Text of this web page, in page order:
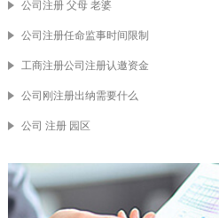
公司注册 父母 老婆
公司注册任命监事时间限制
工商注册公司注册认邀资金
公司刚注册出纳需要什么
公司 注册 园区